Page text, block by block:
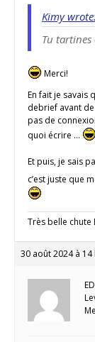
Kimy
Tu tartines
Merci!
En fait je savais
debrief avant de
pas de
quoi écrire …
Et puis, je sais
c’est juste que
Très belle chute
30 août 2024 à 14